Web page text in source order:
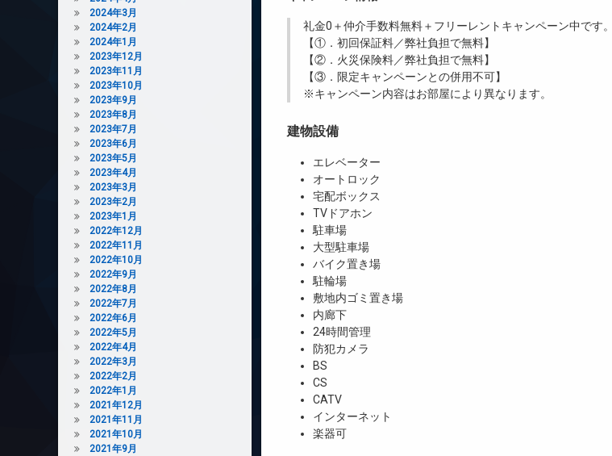
礼金0 ＋仲介手数料無料＋ フリーレント キャンペーン中です。
【①．初回保証料／弊社負担で無料】
【②．火災保険料／弊社負担で無料】
【③．限定キャンペーンとの併用不可】
※キャンペーン内容はお部屋により異なります。
建物設備
エレベーター
オートロック
宅配ボックス
TVドアホン
駐車場
大型駐車場
バイク置き場
駐輪場
敷地内ゴミ置き場
内廊下
24時間管理
防犯カメラ
BS
CS
CATV
インターネット
楽器可
2024年3月
2024年2月
2024年1月
2023年12月
2023年11月
2023年10月
2023年9月
2023年8月
2023年7月
2023年6月
2023年5月
2023年4月
2023年3月
2023年2月
2023年1月
2022年12月
2022年11月
2022年10月
2022年9月
2022年8月
2022年7月
2022年6月
2022年5月
2022年4月
2022年3月
2022年2月
2022年1月
2021年12月
2021年11月
2021年10月
2021年9月